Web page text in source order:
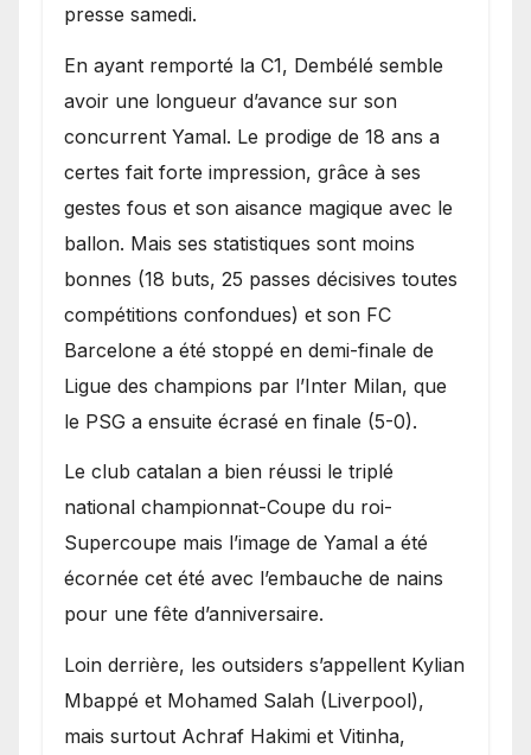
presse samedi.
En ayant remporté la C1, Dembélé semble
avoir une longueur d’avance sur son
concurrent Yamal. Le prodige de 18 ans a
certes fait forte impression, grâce à ses
gestes fous et son aisance magique avec le
ballon. Mais ses statistiques sont moins
bonnes (18 buts, 25 passes décisives toutes
compétitions confondues) et son FC
Barcelone a été stoppé en demi-finale de
Ligue des champions par l’Inter Milan, que
le PSG a ensuite écrasé en finale (5-0).
Le club catalan a bien réussi le triplé
national championnat-Coupe du roi-
Supercoupe mais l’image de Yamal a été
écornée cet été avec l’embauche de nains
pour une fête d’anniversaire.
Loin derrière, les outsiders s’appellent Kylian
Mbappé et Mohamed Salah (Liverpool),
mais surtout Achraf Hakimi et Vitinha,